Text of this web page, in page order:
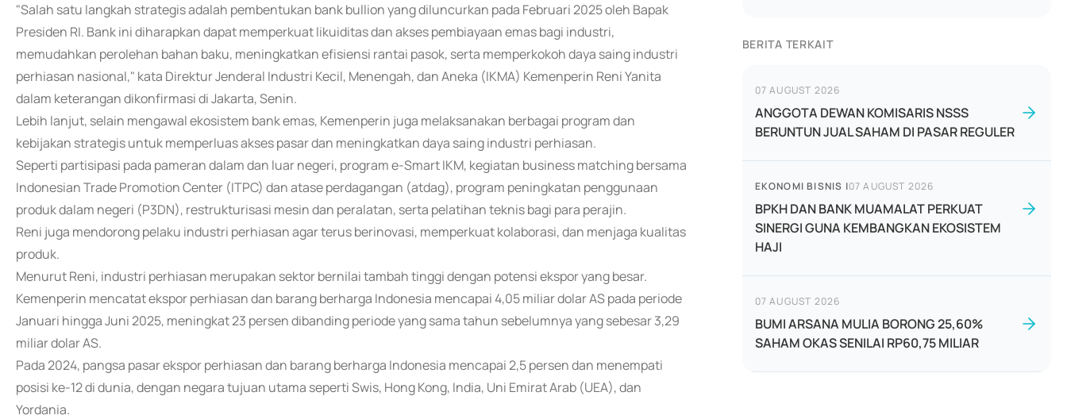
"Salah satu langkah strategis adalah pembentukan bank bullion yang diluncurkan pada Februari 2025 oleh Bapak
Presiden RI. Bank ini diharapkan dapat memperkuat likuiditas dan akses pembiayaan emas bagi industri,
memudahkan perolehan bahan baku, meningkatkan efisiensi rantai pasok, serta memperkokoh daya saing industri
perhiasan nasional," kata Direktur Jenderal Industri Kecil, Menengah, dan Aneka (IKMA) Kemenperin Reni Yanita
dalam keterangan dikonfirmasi di Jakarta, Senin.
Lebih lanjut, selain mengawal ekosistem bank emas, Kemenperin juga melaksanakan berbagai program dan
kebijakan strategis untuk memperluas akses pasar dan meningkatkan daya saing industri perhiasan.
Seperti partisipasi pada pameran dalam dan luar negeri, program e-Smart IKM, kegiatan business matching bersama
Indonesian Trade Promotion Center (ITPC) dan atase perdagangan (atdag), program peningkatan penggunaan
produk dalam negeri (P3DN), restrukturisasi mesin dan peralatan, serta pelatihan teknis bagi para perajin.
Reni juga mendorong pelaku industri perhiasan agar terus berinovasi, memperkuat kolaborasi, dan menjaga kualitas
produk.
Menurut Reni, industri perhiasan merupakan sektor bernilai tambah tinggi dengan potensi ekspor yang besar.
Kemenperin mencatat ekspor perhiasan dan barang berharga Indonesia mencapai 4,05 miliar dolar AS pada periode
Januari hingga Juni 2025, meningkat 23 persen dibanding periode yang sama tahun sebelumnya yang sebesar 3,29
miliar dolar AS.
Pada 2024, pangsa pasar ekspor perhiasan dan barang berharga Indonesia mencapai 2,5 persen dan menempati
posisi ke-12 di dunia, dengan negara tujuan utama seperti Swis, Hong Kong, India, Uni Emirat Arab (UEA), dan
Yordania.
BERITA TERKAIT
07 AUGUST 2026
ANGGOTA DEWAN KOMISARIS NSSS
BERUNTUN JUAL SAHAM DI PASAR REGULER
EKONOMI BISNIS |07 AUGUST 2026
BPKH DAN BANK MUAMALAT PERKUAT
SINERGI GUNA KEMBANGKAN EKOSISTEM
HAJI
07 AUGUST 2026
BUMI ARSANA MULIA BORONG 25,60%
SAHAM OKAS SENILAI RP60,75 MILIAR